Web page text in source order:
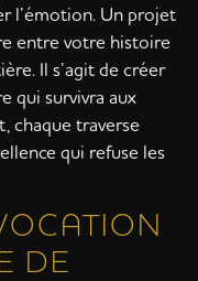
l’émotion. Un projet
entre votre histoire
Il s’agit de créer
qui survivra aux
chaque traverse
qui refuse les
DE